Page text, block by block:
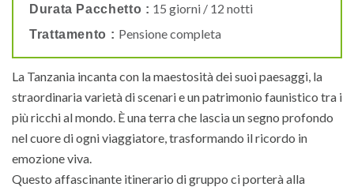
Durata Pacchetto : 15 giorni / 12 notti
Trattamento : Pensione completa
La Tanzania incanta con la maestosità dei suoi paesaggi, la
straordinaria varietà di scenari e un patrimonio faunistico tra i
più ricchi al mondo. È una terra che lascia un segno profondo
nel cuore di ogni viaggiatore, trasformando il ricordo in
emozione viva.
Questo affascinante itinerario di gruppo ci porterà alla